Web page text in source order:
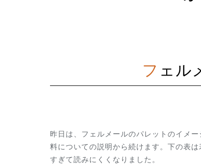
フェ
昨日は、フェルメールのパレットのイメ
料についての説明から続けます。下の表
すぎて読みにくくなりました。